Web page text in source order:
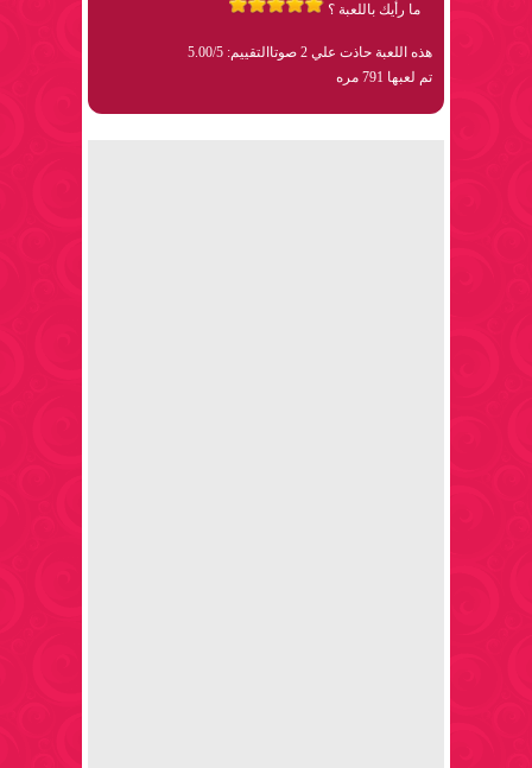
ما رأيك باللعبة ؟
هذه اللعبة حاذت علي 2 صوتا
التقييم: 5.00/5
تم لعبها 791 مره